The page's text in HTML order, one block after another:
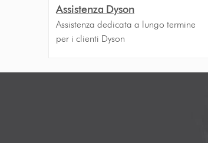
Assistenza Dyson
Assistenza dedicata a lungo termine
per i clienti Dyson